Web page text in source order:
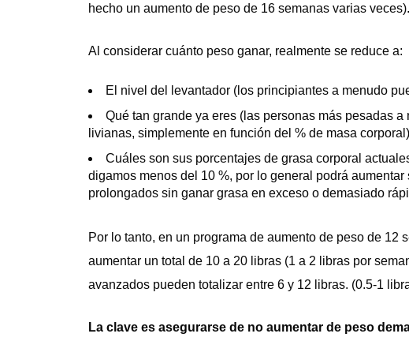
hecho un aumento de peso de 16 semanas varias veces).
Al considerar cuánto peso ganar, realmente se reduce a:
El nivel del levantador (los principiantes a menudo
Qué tan grande ya eres (las personas más pesadas
livianas, simplemente en función del % de masa corporal)
Cuáles son sus porcentajes de grasa corporal
digamos menos del 10 %, por lo general podrá
prolongados sin ganar grasa en exceso o demasiado
Por lo tanto, en un programa de aumento de peso de
aumentar un total de 10 a 20 libras (1 a 2 libras por
avanzados pueden totalizar entre 6 y 12 libras. (0.5-1
La clave es asegurarse de no aumentar de peso